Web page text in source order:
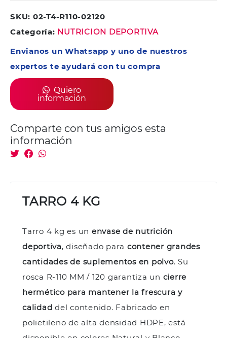
SKU: 02-T4-R110-02120
Categoría: NUTRICION DEPORTIVA
Envianos un Whatsapp y uno de nuestros
expertos te ayudará con tu compra
Quiero
información
Comparte con tus amigos esta
información
TARRO 4 KG
Tarro 4 kg es un envase de nutrición
deportiva, diseñado para contener grandes
cantidades de suplementos en polvo. Su
rosca R-110 MM / 120 garantiza un cierre
hermético para mantener la frescura y
calidad del contenido. Fabricado en
polietileno de alta densidad HDPE, está